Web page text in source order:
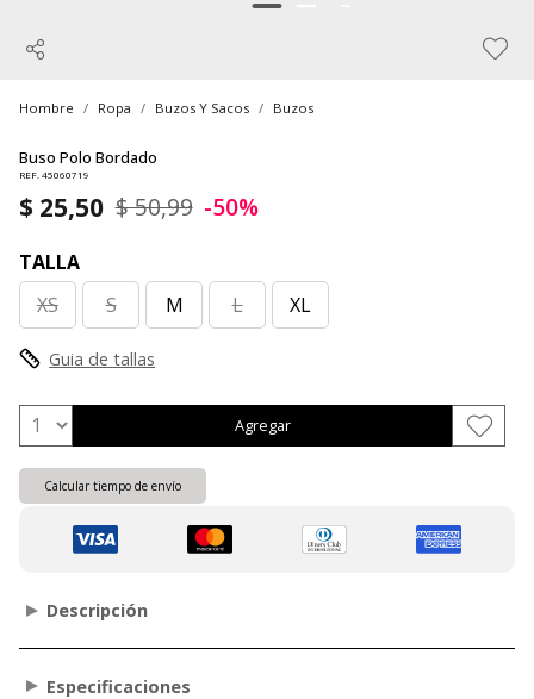
Hombre Ropa Buzos Y Sacos Buzos
Buso Polo Bordado
REF. 45060719
$ 25,50 $ 50,99 -50%
TALLA
XS
S M L XL
Guia de tallas
Agregar
Calcular tiempo de envío
Descripción
Especificaciones